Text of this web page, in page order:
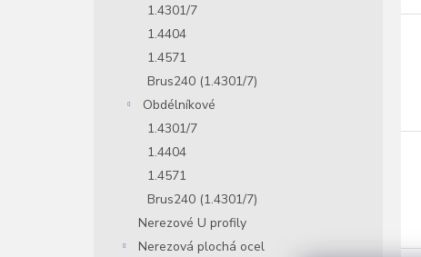
1.4301/7
1.4404
1.4571
Brus240 (1.4301/7)
Obdélníkové
1.4301/7
1.4404
1.4571
Brus240 (1.4301/7)
Nerezové U profily
Nerezová plochá ocel